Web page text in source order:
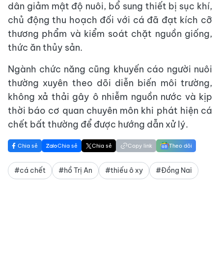
dân giảm mật độ nuôi, bổ sung thiết bị sục khí,
chủ động thu hoạch đối với cá đã đạt kích cỡ
thương phẩm và kiểm soát chặt nguồn giống,
thức ăn thủy sản.
Ngành chức năng cũng khuyến cáo người nuôi
thường xuyên theo dõi diễn biến môi trường,
không xả thải gây ô nhiễm nguồn nước và kịp
thời báo cơ quan chuyên môn khi phát hiện cá
chết bất thường để được hướng dẫn xử lý.
Chia sẻ Chia sẻ Chia sẻ Copy link Theo dõi
#cá chết #hồ Trị An #thiếu ô xy #Đồng Nai